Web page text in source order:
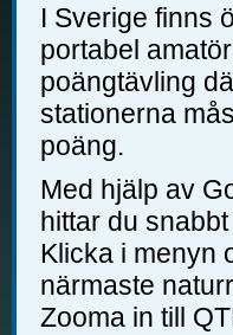
I Sverige finns
portabel
poängtävling
stationerna
poäng.
Med hjälp av
hittar du
Klicka i menyn
närmaste
Zooma in till